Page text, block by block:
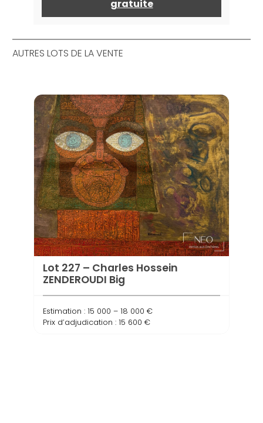
gratuite
AUTRES LOTS DE LA VENTE
Lot 227 – Charles Hossein
ZENDEROUDI Big
Estimation : 15 000 – 18 000 €
Prix d’adjudication : 15 600 €